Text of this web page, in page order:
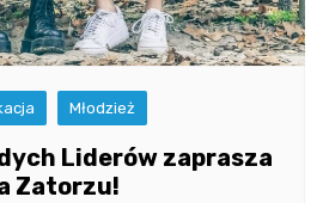
Młodzież
Liderów zaprasza
Zatorzu!